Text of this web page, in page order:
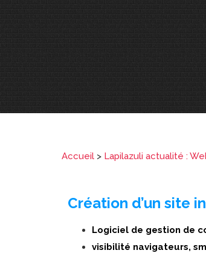
Accueil > Lapilazuli actualité :
Création d’un site
Logiciel de gestion de
visibilité navigateurs,